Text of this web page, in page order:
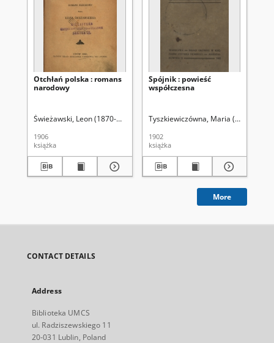
Otchłań polska : romans
narodowy
Świeżawski, Leon (1870-1936)
1906
książka
Spójnik : powieść
współczesna
Tyszkiewiczówna, Maria (1871- )
1902
książka
More
CONTACT DETAILS
Address
Biblioteka UMCS
ul. Radziszewskiego 11
20-031 Lublin, Poland